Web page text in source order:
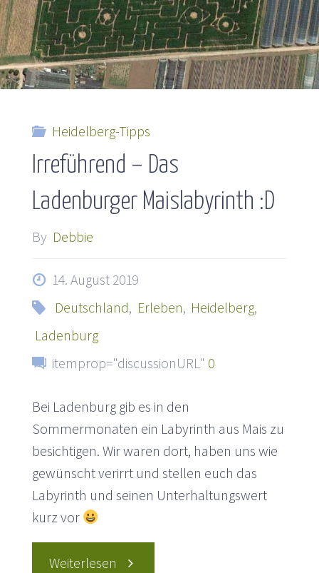
Heidelberg-Tipps
Irreführend – Das
Ladenburger Maislabyrinth :D
By Debbie
14. August 2019
Deutschland, Erleben, Heidelberg,
Ladenburg
itemprop="discussionURL" 0
Bei Ladenburg gib es in den
Sommermonaten ein Labyrinth aus Mais zu
besichtigen. Wir waren dort, haben uns wie
gewünscht verirrt und stellen euch das
Labyrinth und seinen Unterhaltungswert
kurz vor
Weiterlesen "Irreführend